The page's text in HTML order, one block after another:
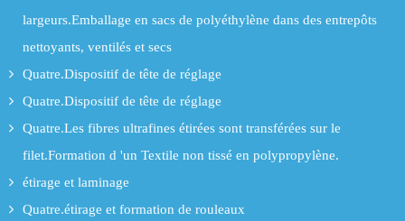
largeurs.Emballage en sacs de polyéthylène dans des entrepôts
nettoyants, ventilés et secs
Quatre.Dispositif de tête de réglage
Quatre.Dispositif de tête de réglage
Quatre.Les fibres ultrafines étirées sont transférées sur le
filet.Formation d 'un Textile non tissé en polypropylène.
étirage et laminage
Quatre.étirage et formation de rouleaux